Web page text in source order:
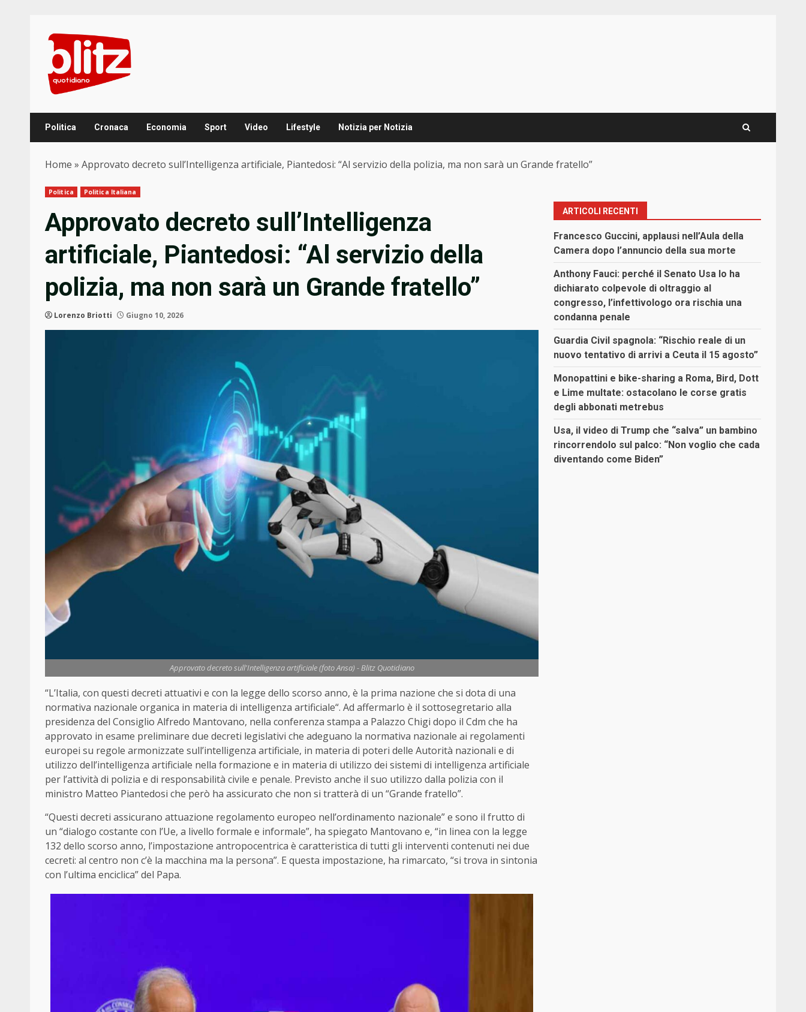
content
Politica Cronaca Economia Sport Video Lifestyle Notizia per Notizia
Home » Approvato decreto sull’Intelligenza artificiale, Piantedosi: “Al servizio della polizia, ma non sarà un Grande fratello”
Politica Politica Italiana
Approvato decreto sull’Intelligenza
artificiale, Piantedosi: “Al servizio della
polizia, ma non sarà un Grande fratello”
Lorenzo Briotti Giugno 10, 2026
Approvato decreto sull'Intelligenza artificiale (foto Ansa) - Blitz Quotidiano
“L’Italia, con questi decreti attuativi e con la legge dello scorso anno, è la prima nazione che si dota di una
normativa nazionale organica in materia di intelligenza artificiale“. Ad affermarlo è il sottosegretario alla
presidenza del Consiglio Alfredo Mantovano, nella conferenza stampa a Palazzo Chigi dopo il Cdm che ha
approvato in esame preliminare due decreti legislativi che adeguano la normativa nazionale ai regolamenti
europei su regole armonizzate sull’intelligenza artificiale, in materia di poteri delle Autorità nazionali e di
utilizzo dell’intelligenza artificiale nella formazione e in materia di utilizzo dei sistemi di intelligenza artificiale
per l’attività di polizia e di responsabilità civile e penale. Previsto anche il suo utilizzo dalla polizia con il
ministro Matteo Piantedosi che però ha assicurato che non si tratterà di un “Grande fratello”.
“Questi decreti assicurano attuazione regolamento europeo nell’ordinamento nazionale” e sono il frutto di
un “dialogo costante con l’Ue, a livello formale e informale”, ha spiegato Mantovano e, “in linea con la legge
132 dello scorso anno, l’impostazione antropocentrica è caratteristica di tutti gli interventi contenuti nei due
cecreti: al centro non c’è la macchina ma la persona”. E questa impostazione, ha rimarcato, “si trova in sintonia
con l’ultima enciclica” del Papa.
ARTICOLI RECENTI
Francesco Guccini, applausi nell’Aula della
Camera dopo l’annuncio della sua morte
Anthony Fauci: perché il Senato Usa lo ha
dichiarato colpevole di oltraggio al
congresso, l’infettivologo ora rischia una
condanna penale
Guardia Civil spagnola: “Rischio reale di un
nuovo tentativo di arrivi a Ceuta il 15 agosto”
Monopattini e bike-sharing a Roma, Bird, Dott
e Lime multate: ostacolano le corse gratis
degli abbonati metrebus
Usa, il video di Trump che “salva” un bambino
rincorrendolo sul palco: “Non voglio che cada
diventando come Biden”